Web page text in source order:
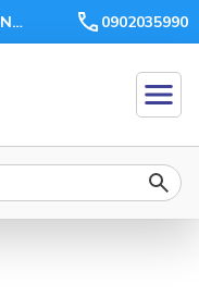
CÔNG TY TNHH THIẾT BỊ VÀ CÔNG NGHỆ CHÂU GIANG 0902035990